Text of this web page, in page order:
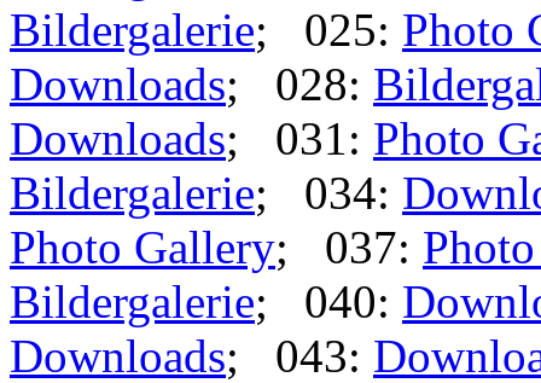
Bildergalerie; 025: Photo
Downloads; 028:
Downloads; 031: Photo
Bildergalerie; 034:
Photo Gallery; 037:
Bildergalerie; 040:
Downloads; 043: